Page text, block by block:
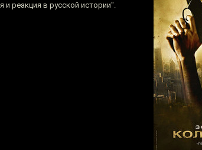
реакция в русской истории".